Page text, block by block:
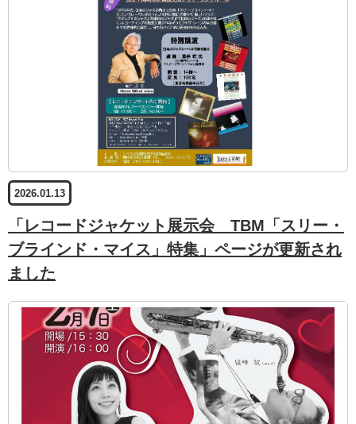
2026.01.13
「レコードジャケット展示会 TBM「スリー・
ブラインド・マイス」特集」ページが更新され
ました